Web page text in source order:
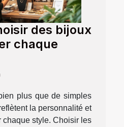
des bijoux
chaque
plus que de simples
la personnalité et
chaque style. Choisir les